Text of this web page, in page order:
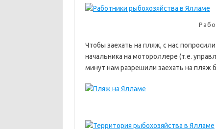
Чтобы заехать на пляж, с нас
начальника на мотороллере (т.е.
минут нам разрешили заехать на пляж